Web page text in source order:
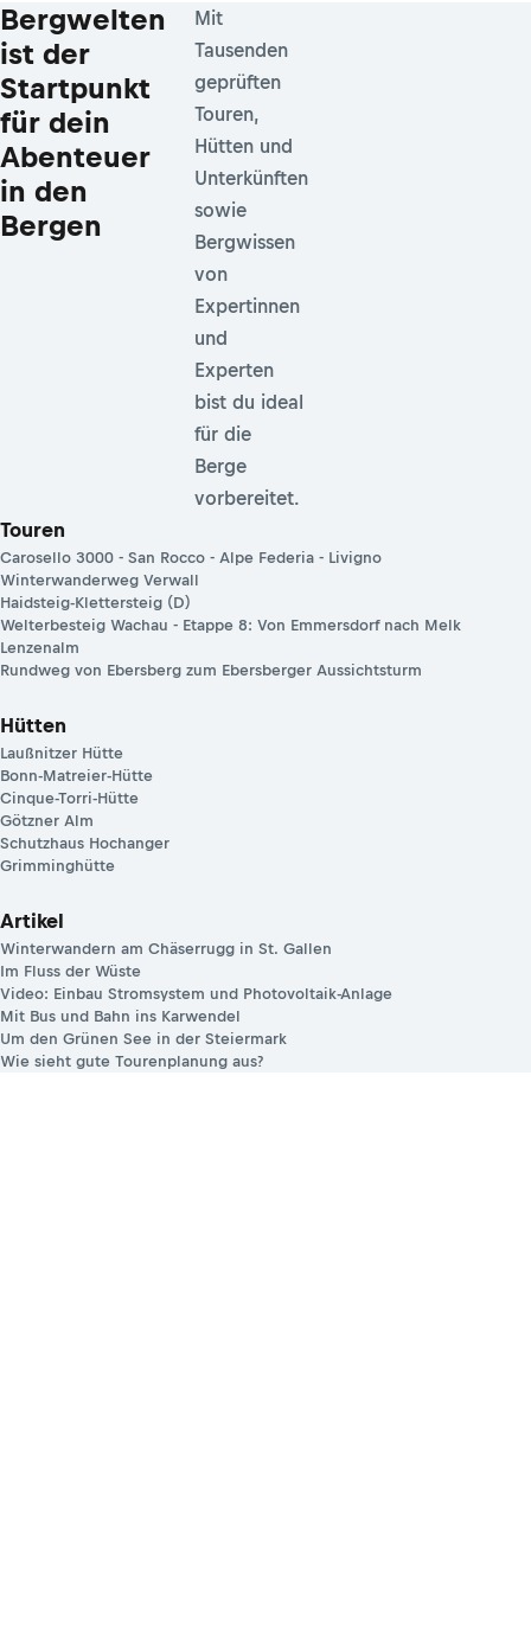
Bergwelten
ist der
Startpunkt
für dein
Abenteuer
in den
Bergen
Mit
Tausenden
geprüften
Touren,
Hütten und
Unterkünften
sowie
Bergwissen
von
Expertinnen
und
Experten
bist du ideal
für die
Berge
vorbereitet.
Touren
Carosello 3000 - San Rocco - Alpe Federia - Livigno
Winterwanderweg Verwall
Haidsteig-Klettersteig (D)
Welterbesteig Wachau - Etappe 8: Von Emmersdorf nach Melk
Lenzenalm
Rundweg von Ebersberg zum Ebersberger Aussichtsturm
Hütten
Laußnitzer Hütte
Bonn-Matreier-Hütte
Cinque-Torri-Hütte
Götzner Alm
Schutzhaus Hochanger
Grimminghütte
Artikel
Winterwandern am Chäserrugg in St. Gallen
Im Fluss der Wüste
Video: Einbau Stromsystem und Photovoltaik-Anlage
Mit Bus und Bahn ins Karwendel
Um den Grünen See in der Steiermark
Wie sieht gute Tourenplanung aus?